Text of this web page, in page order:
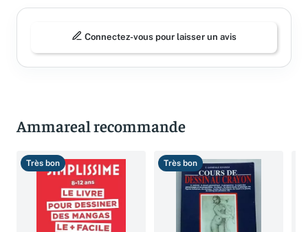
Connectez-vous pour laisser un avis
Ammareal recommande
Très bon Très bon